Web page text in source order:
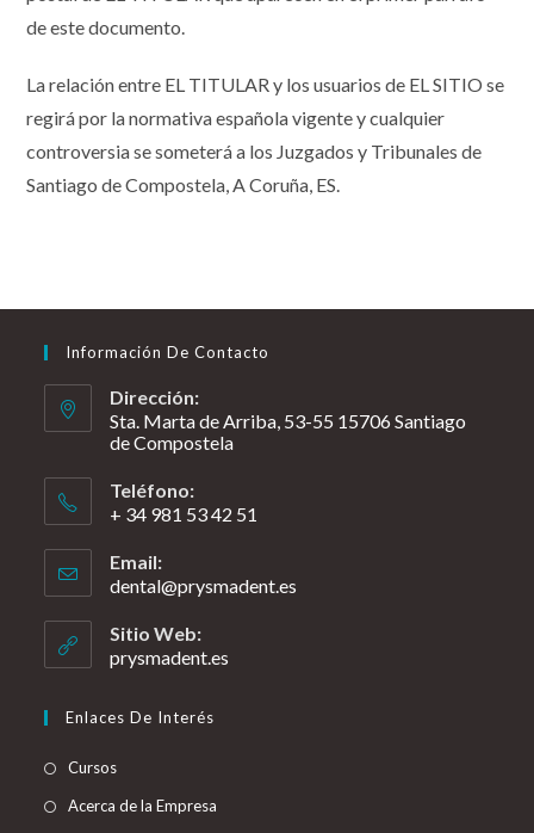
de este documento.
La relación entre EL TITULAR y los usuarios de EL SITIO se
regirá por la normativa española vigente y cualquier
controversia se someterá a los Juzgados y Tribunales de
Santiago de Compostela, A Coruña, ES.
Información De Contacto
Dirección:
Sta. Marta de Arriba, 53-55 15706 Santiago
de Compostela
Teléfono:
+ 34 981 53 42 51
Email:
dental@prysmadent.es
Sitio Web:
prysmadent.es
Enlaces De Interés
Cursos
Acerca de la Empresa